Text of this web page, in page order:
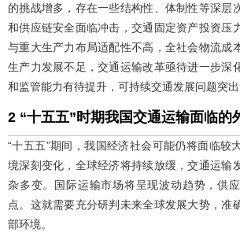
的挑战增多，存在一些结构性、体制性等深层
和供应链安全面临冲击，交通固定资产投资压
与重大生产力布局适配性不高，全社会物流成
生产力发展不足，交通运输改革亟待进一步深
和监管能力有待提升，可持续交通发展问题突出
2 “十五五”时期我国交通运输面临的
“十五五”期间，我国经济社会可能仍将面临较
境深刻变化，全球经济将持续放缓，交通运输
杂多变。国际运输市场将呈现波动趋势，供
点。这就需要充分研判未来全球发展大势，准
部环境。